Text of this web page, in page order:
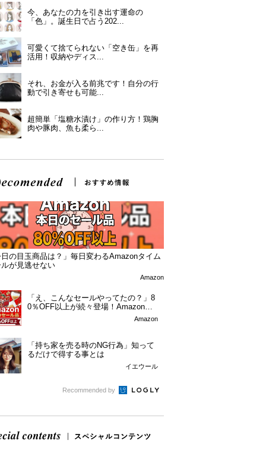
今、あなたの力を引き出す運命の
「色」。誕生日で占う202...
可愛くて捨てられない「空き缶」を再
活用！収納やディス...
それ、お金が入る前兆です！自分の行
動で引き寄せも可能...
超簡単「塩糖水漬け」の作り方！鶏胸
肉や豚肉、魚も柔ら...
の目玉商品は？」毎日変わるAmazonタイム
が見逃せない
Amazon
「え、こんなセールやってたの？」8
0％OFF以上が続々登場！Amazonの
Amazon
「持ち家を売る時のNG行為」知って
るだけで得する事とは
イエウール
Recommended by